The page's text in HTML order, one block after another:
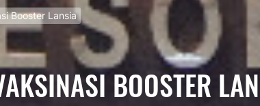
Booster Lansia
BOOSTER